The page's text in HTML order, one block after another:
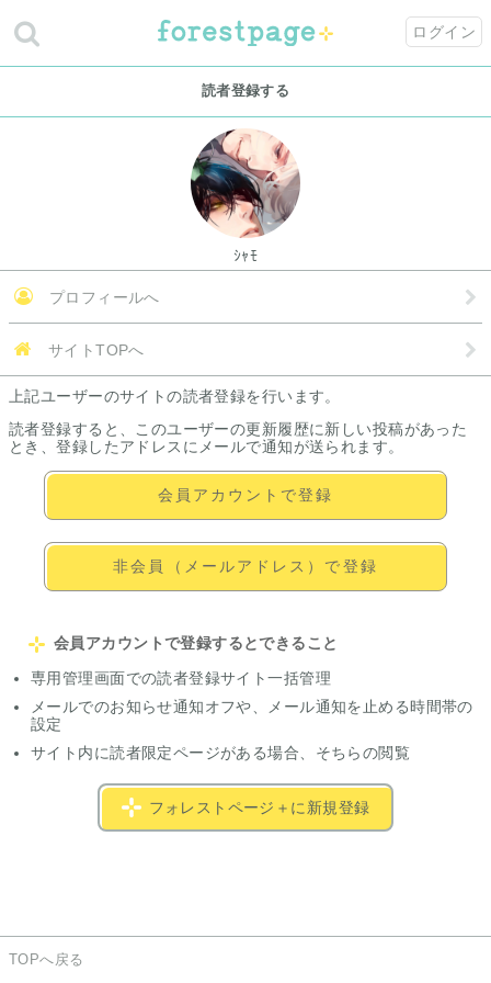
ログイン
読者登録する
ｼｬﾓ
プロフィールへ
サイトTOPへ
上記ユーザーのサイトの読者登録を行います。
読者登録すると、このユーザーの更新履歴に新しい投稿があった
とき、登録したアドレスにメールで通知が送られます。
会員アカウントで登録
非会員（メールアドレス）で登録
会員アカウントで登録するとできること
専用管理画面での読者登録サイト一括管理
メールでのお知らせ通知オフや、メール通知を止める時間帯の
設定
サイト内に読者限定ページがある場合、そちらの閲覧
フォレストページ＋に新規登録
TOPへ戻る